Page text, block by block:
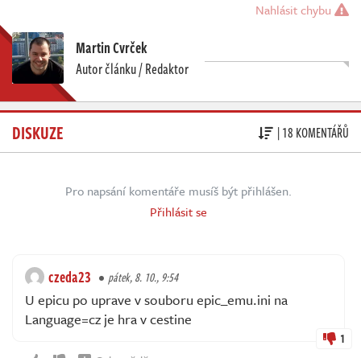
Nahlásit chybu
Martin Cvrček
Autor článku / Redaktor
DISKUZE | 18 KOMENTÁŘŮ
Pro napsání komentáře musíš být přihlášen.
Přihlásit se
czeda23 pátek, 8. 10., 9:54
U epicu po uprave v souboru epic_emu.ini na
Language=cz je hra v cestine
1